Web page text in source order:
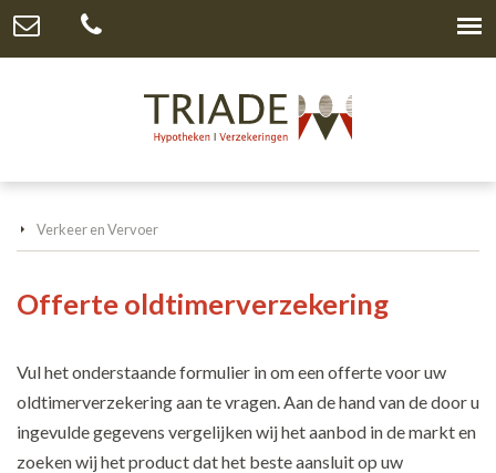
Verkeer en Vervoer
Offerte oldtimerverzekering
Vul het onderstaande formulier in om een offerte voor uw
oldtimerverzekering aan te vragen. Aan de hand van de door u
ingevulde gegevens vergelijken wij het aanbod in de markt en
zoeken wij het product dat het beste aansluit op uw